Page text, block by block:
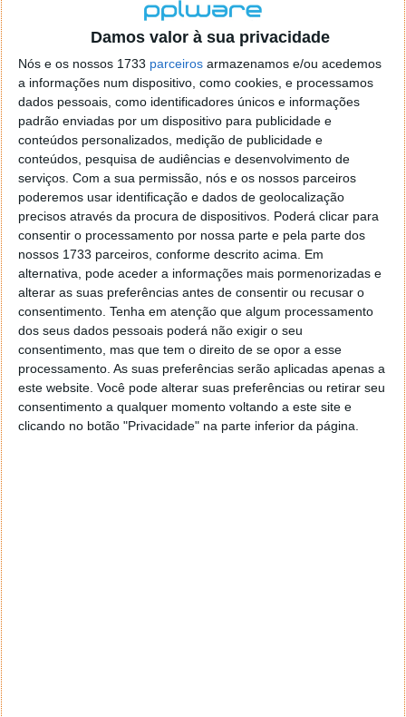
Damos valor à sua privacidade
Nós e os nossos 1733 parceiros armazenamos e/ou acedemos
a informações num dispositivo, como cookies, e processamos
dados pessoais, como identificadores únicos e informações
padrão enviadas por um dispositivo para publicidade e
conteúdos personalizados, medição de publicidade e
conteúdos, pesquisa de audiências e desenvolvimento de
serviços. Com a sua permissão, nós e os nossos parceiros
poderemos usar identificação e dados de geolocalização
precisos através da procura de dispositivos. Poderá clicar para
consentir o processamento por nossa parte e pela parte dos
nossos 1733 parceiros, conforme descrito acima. Em
alternativa, pode aceder a informações mais pormenorizadas e
alterar as suas preferências antes de consentir ou recusar o
consentimento. Tenha em atenção que algum processamento
dos seus dados pessoais poderá não exigir o seu
consentimento, mas que tem o direito de se opor a esse
processamento. As suas preferências serão aplicadas apenas a
este website. Você pode alterar suas preferências ou retirar seu
consentimento a qualquer momento voltando a este site e
clicando no botão "Privacidade" na parte inferior da página.
necessárias configurações da rede e dos sistemas,
para celebrarem os correspondentes acordos de
, nacionais e
internacionais, bem como para adaptarem contratos
ou propostas comerciais relativas à oferta dos
serviços ora em causa. Assim, entende-se que as
empresas que atualmente disponibilizam ofertas
destes serviços devem poder dispor de um período
transitório para o efeito.
Este artigo tem mais de um ano
Acompanhe o Pplware no Google Notícias
Proponha uma correção, faça uma sugestão
Pedro Pinto